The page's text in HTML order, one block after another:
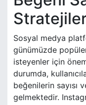
Sosyal medya
günümüzde
isteyenler için
durumda,
beğenilerin sayısı
gelmektedir.